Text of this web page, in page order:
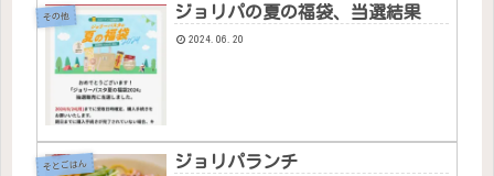
その他 ジョリパの夏の福袋、当選結果
2024.06.20
そとごはん ジョリパランチ